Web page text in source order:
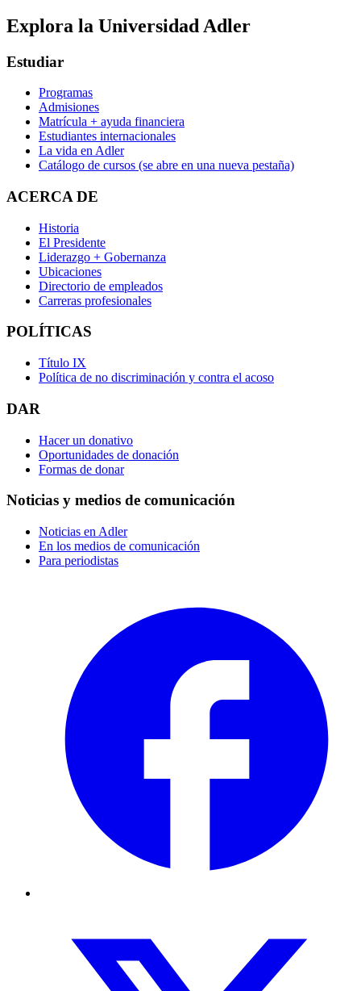
Explora la Universidad Adler
Estudiar
Programas
Admisiones
Matrícula + ayuda financiera
Estudiantes internacionales
La vida en Adler
Catálogo de cursos (se abre en una nueva pestaña)
ACERCA DE
Historia
El Presidente
Liderazgo + Gobernanza
Ubicaciones
Directorio de empleados
Carreras profesionales
POLÍTICAS
Título IX
Política de no discriminación y contra el acoso
DAR
Hacer un donativo
Oportunidades de donación
Formas de donar
Noticias y medios de comunicación
Noticias en Adler
En los medios de comunicación
Para periodistas